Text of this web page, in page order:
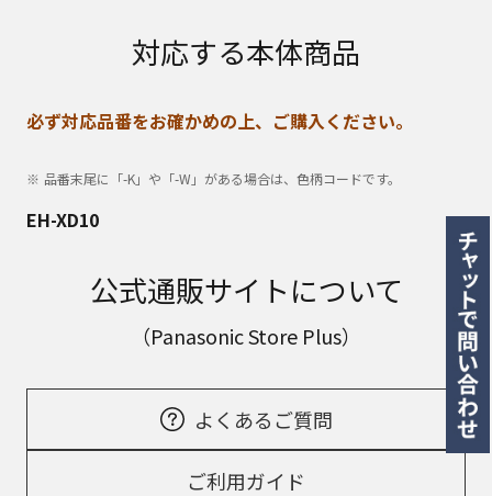
対応する本体商品
必ず対応品番をお確かめの上、ご購入ください。
品番末尾に「-K」や「-W」がある場合は、色柄コードです。
EH-XD10
公式通販サイトについて
（Panasonic Store Plus）
よくあるご質問
ご利用ガイド